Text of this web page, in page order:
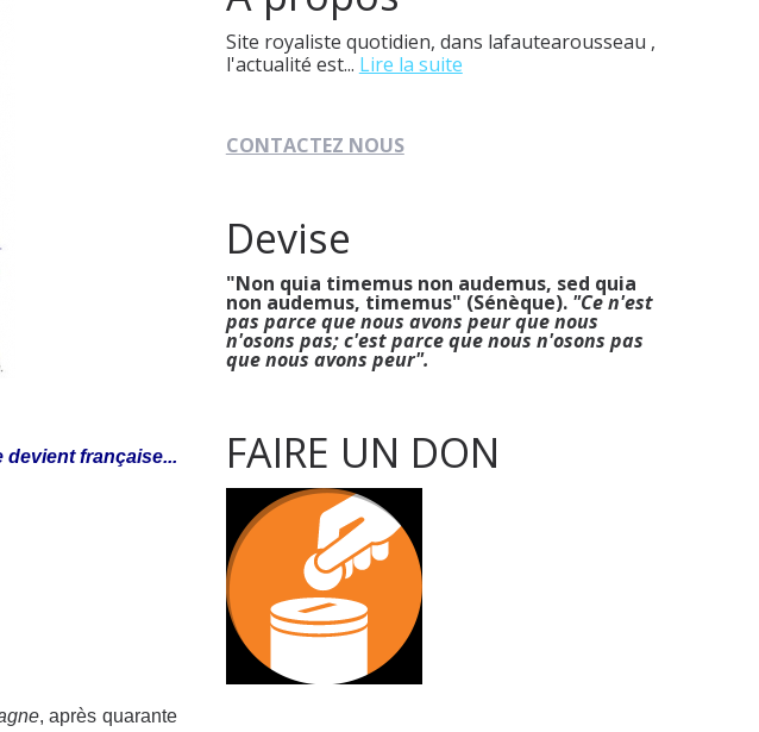
devient française...
, après quarante
Site royaliste quotidien, dans lafautearousseau ,
l'actualité est... Lire la suite
CONTACTEZ NOUS
Devise
"Non quia timemus non audemus, sed quia
non audemus, timemus" (Sénèque). "Ce n'est
pas parce que nous avons peur que nous
n'osons pas; c'est parce que nous n'osons pas
que nous avons peur".
FAIRE UN DON